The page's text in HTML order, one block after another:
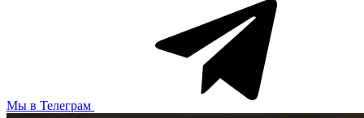
Мы в Телеграм